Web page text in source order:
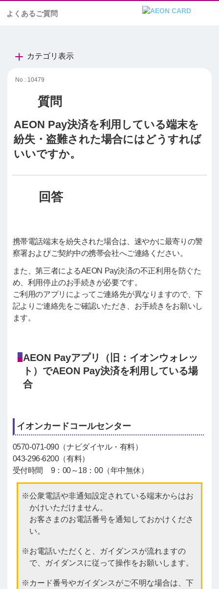
よくあるご質問
カテゴリ表示
No : 10479
AEON Pay決済を利用している端末を
紛失・盗難された場合にはどうすれば
いいですか。
携帯電話端末を紛失された場合は、速やかに最寄りの警
察署およびご契約中の携帯会社へご連絡ください。
また、第三者によるAEON Pay決済の不正利用を防ぐた
め、利用停止のお手続きが必要です。
ご利用のアプリによってご連絡先が異なりますので、下
記よりご連絡先をご確認いただき、お手続きをお願いし
ます。
AEON Payアプリ（旧：イオンウォレッ
ト）でAEON Pay決済を利用している場
合
イオンカードコールセンター
0570-071-090（ナビダイヤル・有料）
043-296-6200（有料）
受付時間 9：00～18：00（年中無休）
公衆電話や非通知設定されている端末からはお
かけいただけません。
お客さまのお電話番号を通知しておかけくださ
い。
お電話いただくと、ガイダンスが流れますの
で、ガイダンスに従って操作をお願いします。
カード番号やガイダンスがご不明な場合は、下